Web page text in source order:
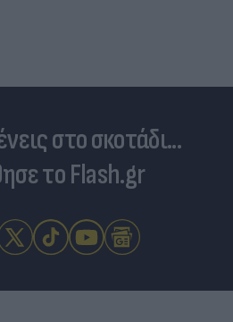
στο σκοτάδι...
το Flash.gr